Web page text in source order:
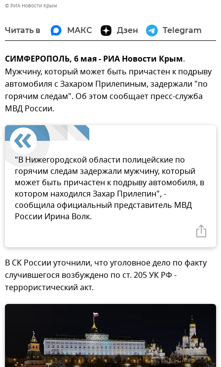
© РИА Новости Крым
Читать в МАКС Дзен Telegram
СИМФЕРОПОЛЬ, 6 мая - РИА Новости Крым.
Мужчину, который может быть причастен к подрыву
автомобиля с Захаром Прилепиным, задержали "по
горячим следам". Об этом сообщает пресс-служба
МВД России.
"В Нижегородской области полицейские по
горячим следам задержали мужчину, который
может быть причастен к подрыву автомобиля, в
котором находился Захар Прилепин", -
сообщила официальный представитель МВД
России Ирина Волк.
В СК России уточнили, что уголовное дело по факту
случившегося возбуждено по ст. 205 УК РФ -
террористический акт.